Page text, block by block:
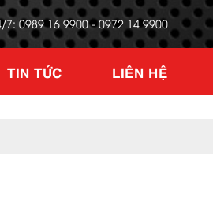
0989 16 9900 - 0972 14 9900
TIN TỨC LIÊN HỆ